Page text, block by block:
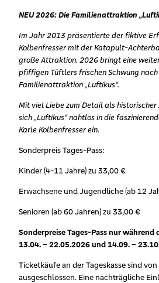
NEU 2026: Die Familienattraktion
Im Jahr 2013 präsentierte der fiktive
Kolbenfresser mit der Katapult-
große Attraktion. 2026 bringt eine
pfiffigen Tüftlers frischen Schwung
Familienattraktion „Luftikus“.
Mit viel Liebe zum Detail als
sich „Luftikus“ nahtlos in die
Karle Kolbenfresser ein.
Sonderpreis Tages-Pass:
Kinder (4-11 Jahre) zu 33,00 €
Erwachsene und Jugendliche (ab 12
Senioren (ab 60 Jahren) zu 33,00 €
Sonderpreise Tages-Pass nur während
13.04. – 22.05.2026 und 14.09. –
Ticketkäufe an der Tageskasse sind
ausgeschlossen. Eine nachträgliche